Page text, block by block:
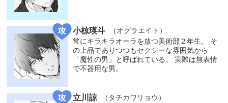
小椋瑛斗
（オグラエイト）
常にキラキラオーラを放つ美術部２年生。 そ
の上品でありつつもセクシーな雰囲気から
「魔性の男」と呼ばれている。 実際は無表情
で不器用な男。
立川諒
（タチカワリョウ）